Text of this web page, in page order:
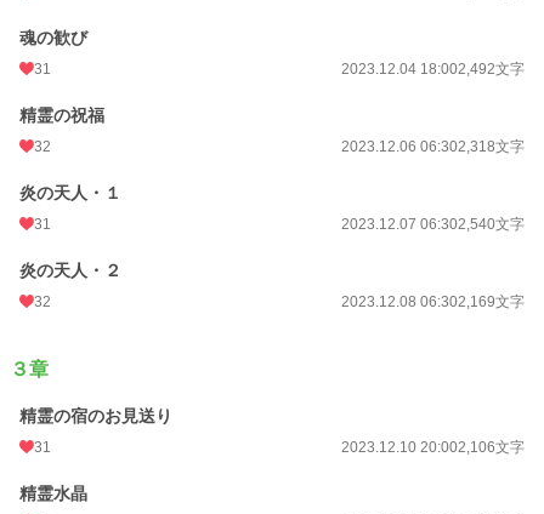
魂の歓び
31 2023.12.04 18:002,492文字
精霊の祝福
32 2023.12.06 06:302,318文字
炎の天人・１
31 2023.12.07 06:302,540文字
炎の天人・２
32 2023.12.08 06:302,169文字
３章
精霊の宿のお見送り
31 2023.12.10 20:002,106文字
精霊水晶